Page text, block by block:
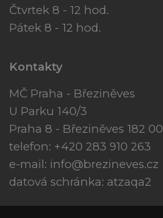
Čtvrtek 8 - 12 hod.
Pátek 8 - 12 hod.
Kontakty
MČ Praha - Březiněves
U Parku 140/3
Praha 8 - Březiněves 182 00
telefon: +420 283 910 263
e-mail: info@brezineves.cz
datová schránka: atzaqa2